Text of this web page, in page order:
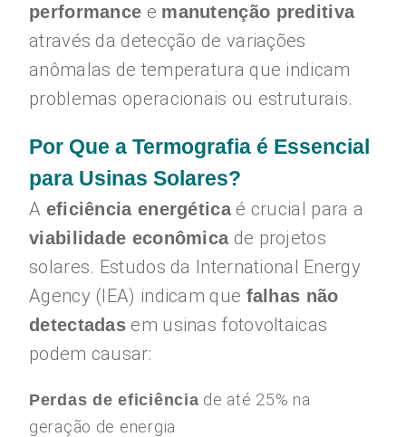
performance e manutenção preditiva
através da detecção de variações
anômalas de temperatura que indicam
problemas operacionais ou estruturais.
Por Que a Termografia é Essencial
para Usinas Solares?
A eficiência energéticaé crucial para a
viabilidade econômicade projetos
solares. Estudos da International Energy
Agency (IEA) indicam que falhas não
detectadas em usinas fotovoltaicas
podem causar:
Perdas de eficiência de até 25% na
geração de energia